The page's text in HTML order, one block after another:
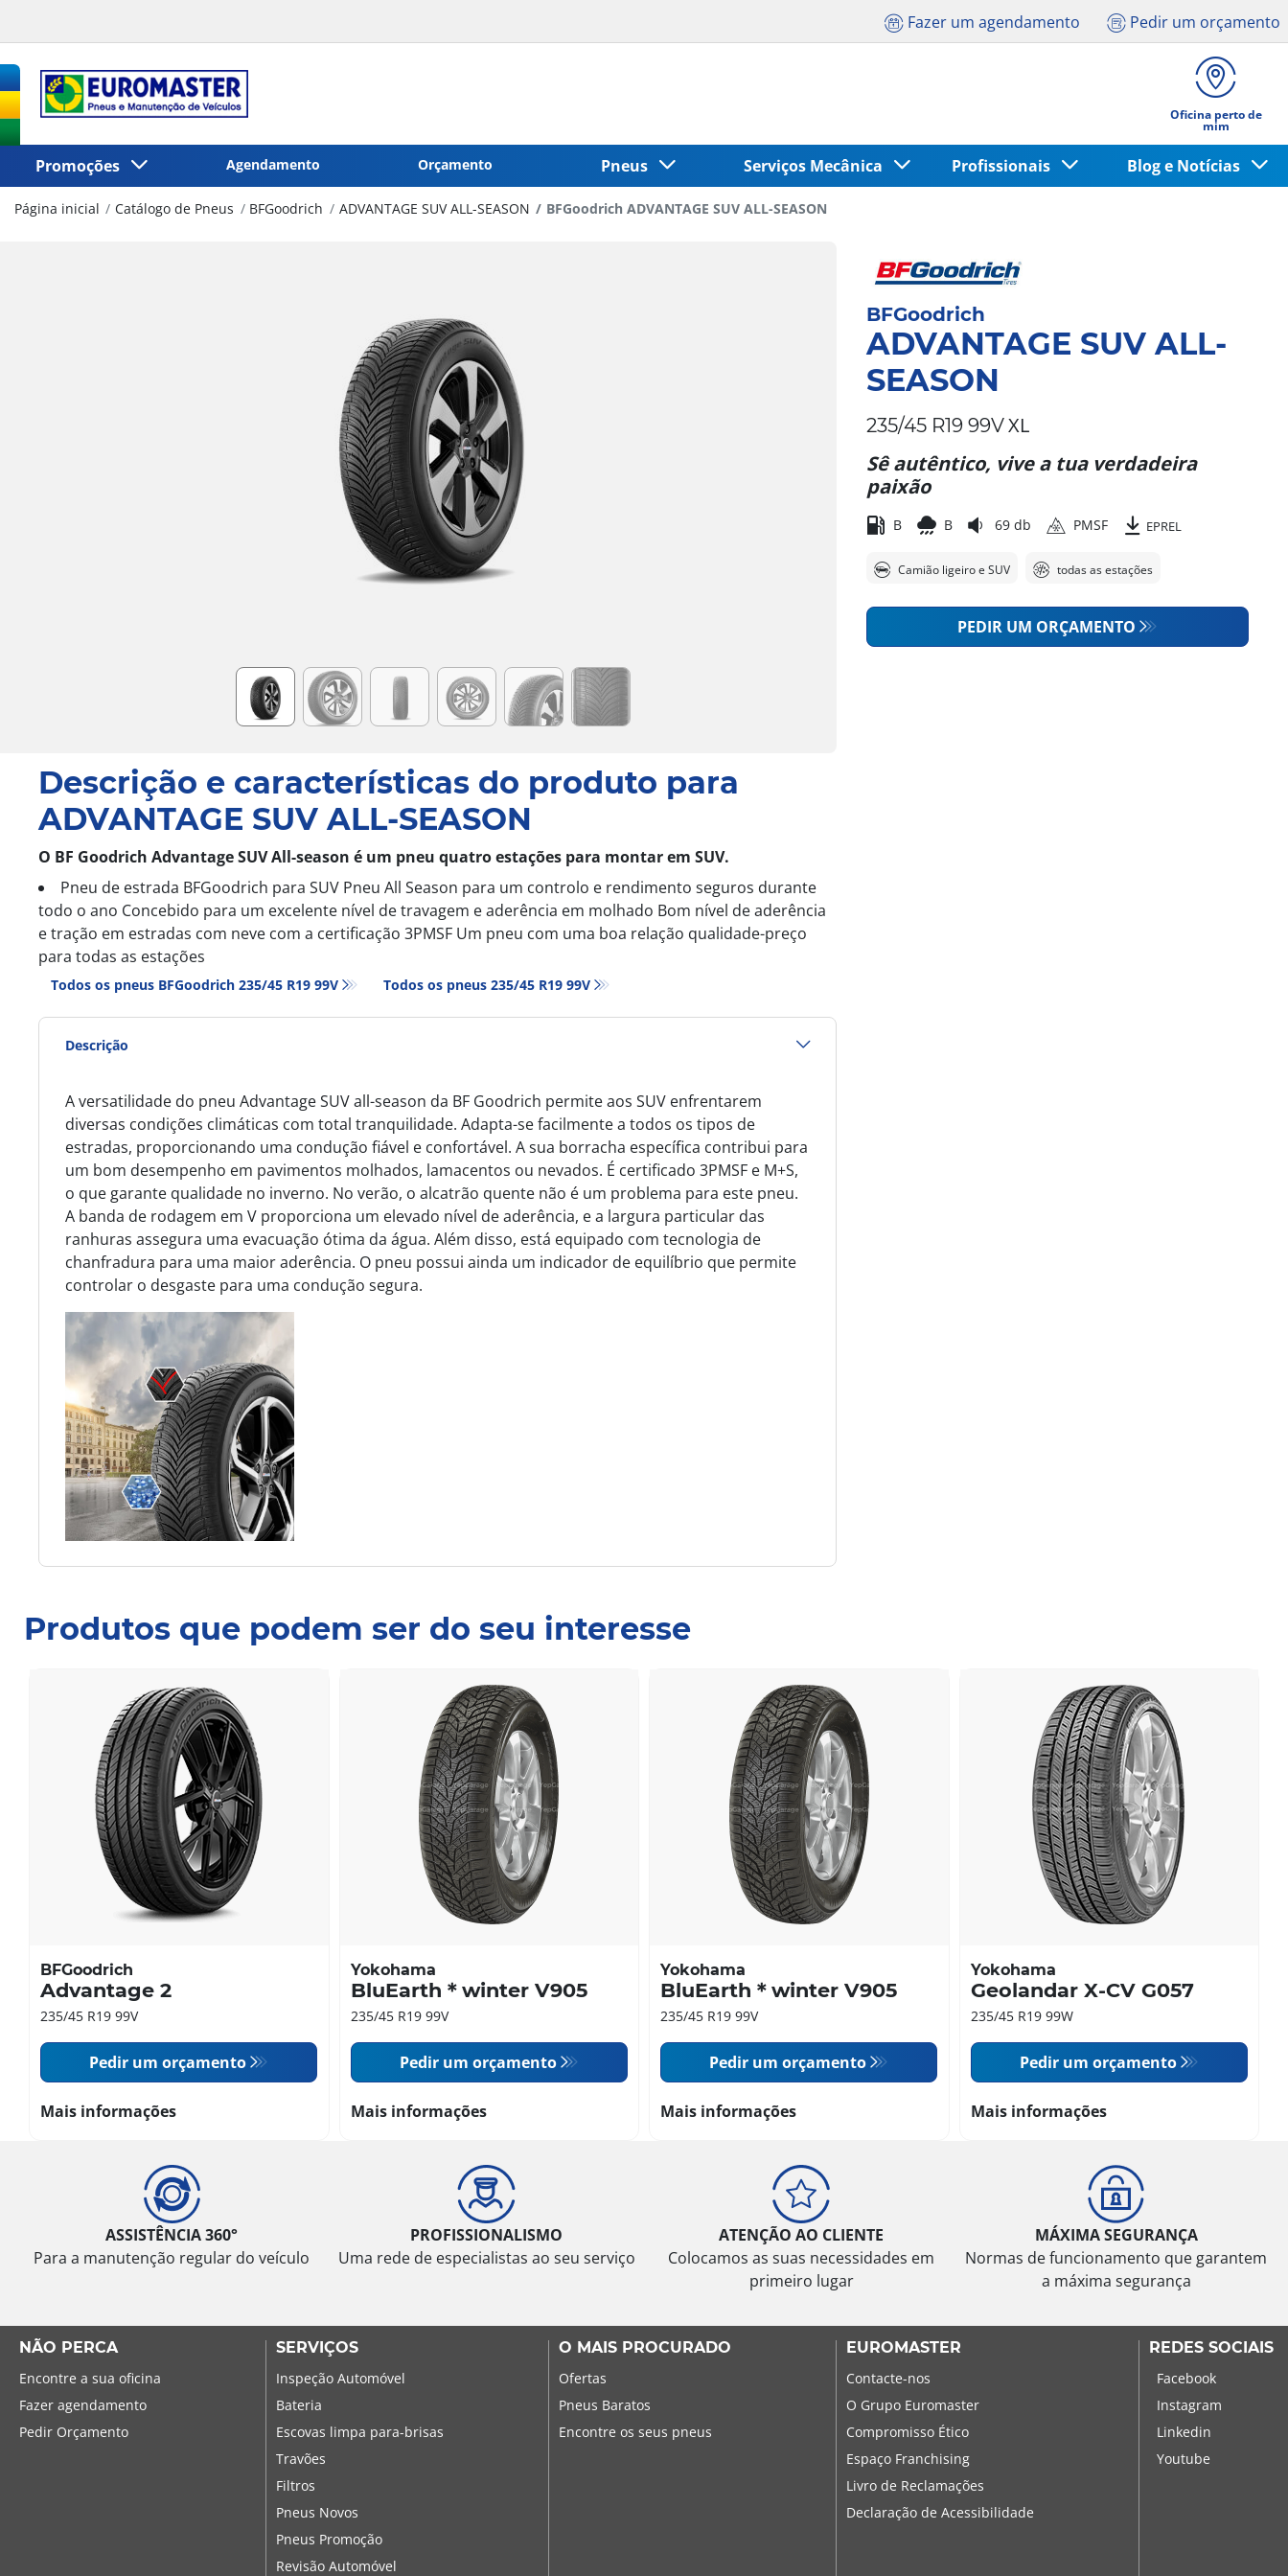
Fazer um agendamento Pedir um orçamento
Oficina perto de
mim
Promoções Agendamento Orçamento Pneus Serviços Mecânica Profissionais Blog e Notícias
Página inicial Catálogo de Pneus BFGoodrich ADVANTAGE SUV ALL-SEASON BFGoodrich ADVANTAGE SUV ALL-SEASON
Descrição e características do produto para
ADVANTAGE SUV ALL-SEASON
O BF Goodrich Advantage SUV All-season é um pneu quatro estações para montar em SUV.
Pneu de estrada BFGoodrich para SUV Pneu All Season para um controlo e rendimento seguros durante
todo o ano Concebido para um excelente nível de travagem e aderência em molhado Bom nível de aderência
e tração em estradas com neve com a certificação 3PMSF Um pneu com uma boa relação qualidade-preço
para todas as estações
Todos os pneus BFGoodrich 235/45 R19 99V Todos os pneus‎ 235/45 R19 99V
Descrição
A versatilidade do pneu Advantage SUV all-season da BF Goodrich permite aos SUV enfrentarem
diversas condições climáticas com total tranquilidade. Adapta-se facilmente a todos os tipos de
estradas, proporcionando uma condução fiável e confortável. A sua borracha específica contribui para
um bom desempenho em pavimentos molhados, lamacentos ou nevados. É certificado 3PMSF e M+S,
o que garante qualidade no inverno. No verão, o alcatrão quente não é um problema para este pneu.
A banda de rodagem em V proporciona um elevado nível de aderência, e a largura particular das
ranhuras assegura uma evacuação ótima da água. Além disso, está equipado com tecnologia de
chanfradura para uma maior aderência. O pneu possui ainda um indicador de equilíbrio que permite
controlar o desgaste para uma condução segura.
BFGoodrich
ADVANTAGE SUV ALL-
SEASON
235/45 R19 99VXL
Sê autêntico, vive a tua verdadeira
paixão
B B 69 db PMSF EPREL
Camião ligeiro e SUV todas as estações
PEDIR UM ORÇAMENTO
Produtos que podem ser do seu interesse
BFGoodrich
Advantage 2
235/45 R19 99V
Pedir um orçamento
Mais informações
Yokohama
BluEarth＊winter V905
235/45 R19 99V
Pedir um orçamento
Mais informações
Yokohama
BluEarth＊winter V905
235/45 R19 99V
Pedir um orçamento
Mais informações
Yokohama
Geolandar X-CV G057
235/45 R19 99W
Pedir um orçamento
Mais informações
ASSISTÊNCIA 360°
Para a manutenção regular do veículo
PROFISSIONALISMO
Uma rede de especialistas ao seu serviço
ATENÇÃO AO CLIENTE
Colocamos as suas necessidades em
primeiro lugar
MÁXIMA SEGURANÇA
Normas de funcionamento que garantem
a máxima segurança
NÃO PERCA
Encontre a sua oficina
Fazer agendamento
Pedir Orçamento
SERVIÇOS
Inspeção Automóvel
Bateria
Escovas limpa para-brisas
Travões
Filtros
Pneus Novos
Pneus Promoção
Revisão Automóvel
O MAIS PROCURADO
Ofertas
Pneus Baratos
Encontre os seus pneus
EUROMASTER
Contacte-nos
O Grupo Euromaster
Compromisso Ético
Espaço Franchising
Livro de Reclamações
Declaração de Acessibilidade
REDES SOCIAIS
Facebook
Instagram
Linkedin
Youtube